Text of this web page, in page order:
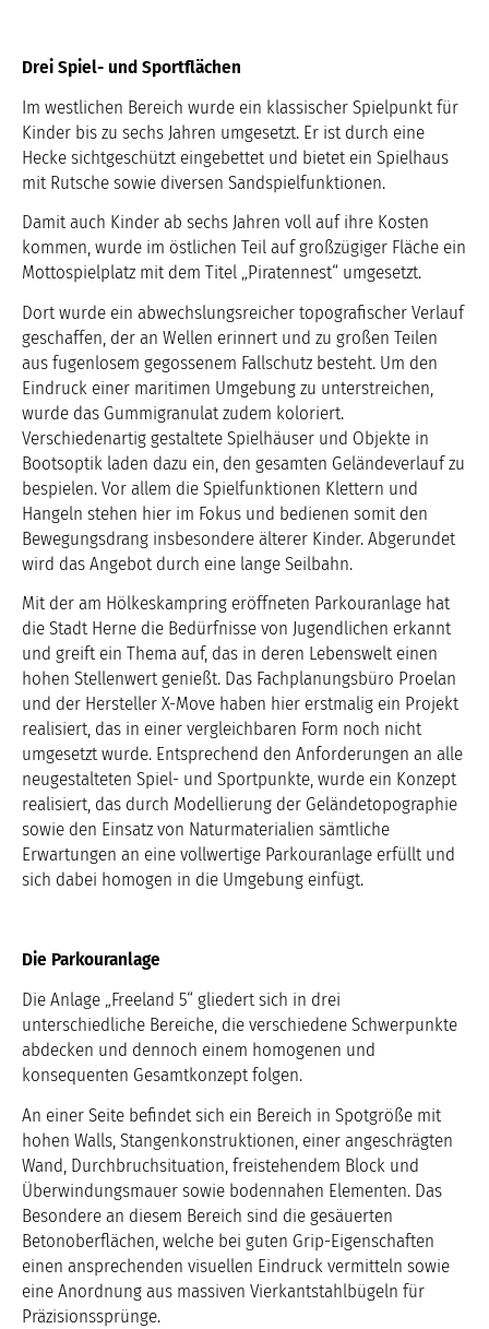
Drei Spiel- und Sportflächen
Im westlichen Bereich wurde ein klassischer Spielpunkt für
Kinder bis zu sechs Jahren umgesetzt. Er ist durch eine
Hecke sichtgeschützt eingebettet und bietet ein Spielhaus
mit Rutsche sowie diversen Sandspielfunktionen.
Damit auch Kinder ab sechs Jahren voll auf ihre Kosten
kommen, wurde im östlichen Teil auf großzügiger Fläche ein
Mottospielplatz mit dem Titel „Piratennest“ umgesetzt.
Dort wurde ein abwechslungsreicher topografischer Verlauf
geschaffen, der an Wellen erinnert und zu großen Teilen
aus fugenlosem gegossenem Fallschutz besteht. Um den
Eindruck einer maritimen Umgebung zu unterstreichen,
wurde das Gummigranulat zudem koloriert.
Verschiedenartig gestaltete Spielhäuser und Objekte in
Bootsoptik laden dazu ein, den gesamten Geländeverlauf zu
bespielen. Vor allem die Spielfunktionen Klettern und
Hangeln stehen hier im Fokus und bedienen somit den
Bewegungsdrang insbesondere älterer Kinder. Abgerundet
wird das Angebot durch eine lange Seilbahn.
Mit der am Hölkeskampring eröffneten Parkouranlage hat
die Stadt Herne die Bedürfnisse von Jugendlichen erkannt
und greift ein Thema auf, das in deren Lebenswelt einen
hohen Stellenwert genießt. Das Fachplanungsbüro Proelan
und der Hersteller X-Move haben hier erstmalig ein Projekt
realisiert, das in einer vergleichbaren Form noch nicht
umgesetzt wurde. Entsprechend den Anforderungen an alle
neugestalteten Spiel- und Sportpunkte, wurde ein Konzept
realisiert, das durch Modellierung der Geländetopographie
sowie den Einsatz von Naturmaterialien sämtliche
Erwartungen an eine vollwertige Parkouranlage erfüllt und
sich dabei homogen in die Umgebung einfügt.
Die Parkouranlage
Die Anlage „Freeland 5“ gliedert sich in drei
unterschiedliche Bereiche, die verschiedene Schwerpunkte
abdecken und dennoch einem homogenen und
konsequenten Gesamtkonzept folgen.
An einer Seite befindet sich ein Bereich in Spotgröße mit
hohen Walls, Stangenkonstruktionen, einer angeschrägten
Wand, Durchbruchsituation, freistehendem Block und
Überwindungsmauer sowie bodennahen Elementen. Das
Besondere an diesem Bereich sind die gesäuerten
Betonoberflächen, welche bei guten Grip-Eigenschaften
einen ansprechenden visuellen Eindruck vermitteln sowie
eine Anordnung aus massiven Vierkantstahlbügeln für
Präzisionssprünge.